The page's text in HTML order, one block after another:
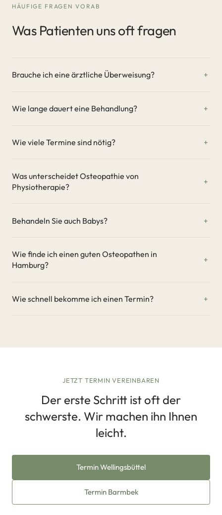
HÄUFIGE FRAGEN VORAB
Was Patienten uns oft fragen
Brauche ich eine ärztliche Überweisung?
Wie lange dauert eine Behandlung?
Wie viele Termine sind nötig?
Was unterscheidet Osteopathie von
Physiotherapie?
Behandeln Sie auch Babys?
Wie finde ich einen guten Osteopathen in
Hamburg?
Wie schnell bekomme ich einen Termin?
JETZT TERMIN VEREINBAREN
Der erste Schritt ist oft der
schwerste. Wir machen ihn Ihnen
leicht.
Termin Wellingsbüttel
Termin Barmbek